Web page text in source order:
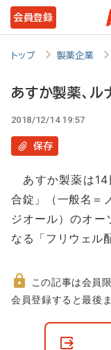
メ
イ
テ
動
会員登録
トップ 製薬企業
あすか製薬、
2018/12/14 19:57
保存
あすか製薬は14
合錠」（一般名＝
ジオール）のオー
なる「フリウェル
非
この記事は会員
会員登録すると最後